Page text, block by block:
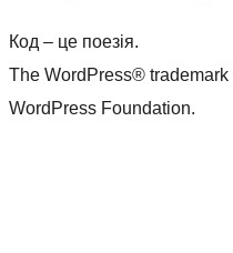
Код – це поезія.
The WordPress®
WordPress Foundation.